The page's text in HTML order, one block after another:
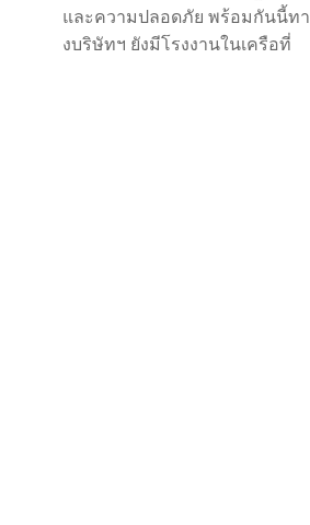
และความปลอดภัย พร้อมกันนี้ทา
งบริษัทฯ ยังมีโรงงานในเครือที่